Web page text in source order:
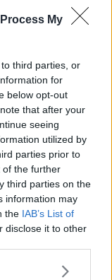
My
third parties, or
for
below opt-out
that after your
seeing
utilized by
parties prior to
of the further
third parties on the
information may
the IAB’s List of
disclose it to other